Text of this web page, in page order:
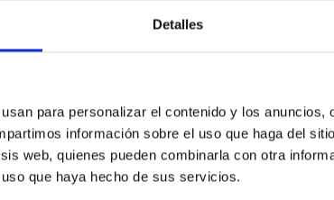
Detalles
para personalizar el contenido y los anuncios,
información sobre el uso que haga del
web, quienes pueden combinarla con otra
que haya hecho de sus servicios.
en el disco planetesimal, con
superficies. Créditos: William D. González Sierra,
precedentes entre los TNOs, que se asemeja a
en términos de presencia de agua, polvo
resalta que los Centauros no son una